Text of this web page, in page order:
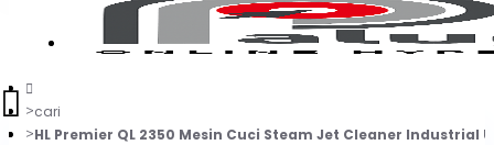
cari
HL Premier QL 2350 Mesin Cuci Steam Jet Cleaner Industrial